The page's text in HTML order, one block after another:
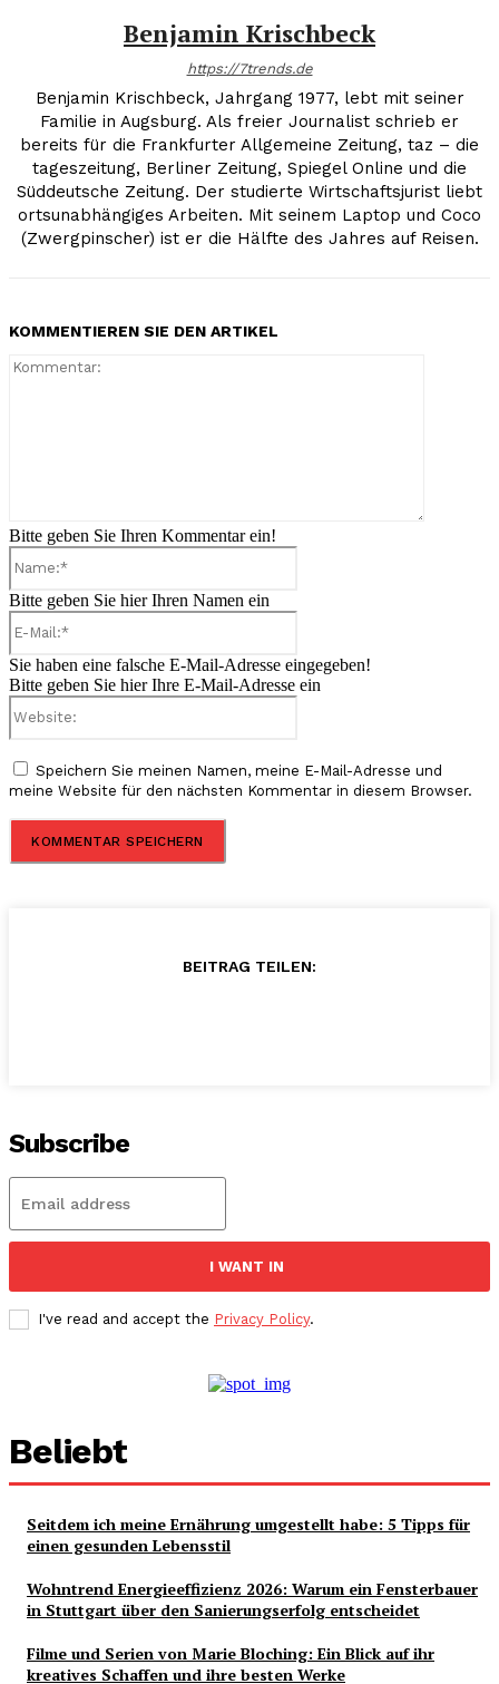
Benjamin Krischbeck
https://7trends.de
Benjamin Krischbeck, Jahrgang 1977, lebt mit seiner
Familie in Augsburg. Als freier Journalist schrieb er
bereits für die Frankfurter Allgemeine Zeitung, taz – die
tageszeitung, Berliner Zeitung, Spiegel Online und die
Süddeutsche Zeitung. Der studierte Wirtschaftsjurist liebt
ortsunabhängiges Arbeiten. Mit seinem Laptop und Coco
(Zwergpinscher) ist er die Hälfte des Jahres auf Reisen.
KOMMENTIEREN SIE DEN ARTIKEL
Bitte geben Sie Ihren Kommentar ein!
Bitte geben Sie hier Ihren Namen ein
Sie haben eine falsche E-Mail-Adresse eingegeben!
Bitte geben Sie hier Ihre E-Mail-Adresse ein
Speichern Sie meinen Namen, meine E-Mail-Adresse und
meine Website für den nächsten Kommentar in diesem Browser.
BEITRAG TEILEN:
Subscribe
I WANT IN
I've read and accept the Privacy Policy.
Beliebt
Seitdem ich meine Ernährung umgestellt habe: 5 Tipps für
einen gesunden Lebensstil
Wohntrend Energieeffizienz 2026: Warum ein Fensterbauer
in Stuttgart über den Sanierungserfolg entscheidet
Filme und Serien von Marie Bloching: Ein Blick auf ihr
kreatives Schaffen und ihre besten Werke